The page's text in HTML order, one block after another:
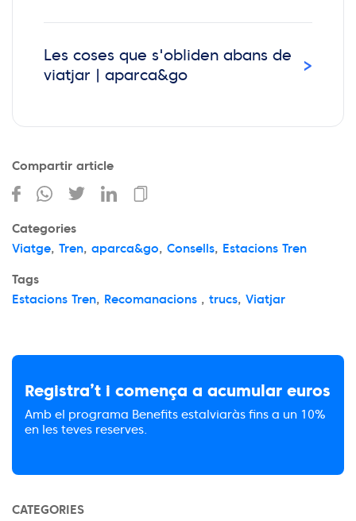
Les coses que s'obliden abans de
viatjar | aparca&go
›
Compartir article
Categories
Viatge, Tren, aparca&go, Consells, Estacions Tren
Tags
Estacions Tren, Recomanacions , trucs, Viatjar
Registra’t i comença a acumular euros
Amb el programa Benefits estalviaràs fins a un 10%
en les teves reserves.
CATEGORIES